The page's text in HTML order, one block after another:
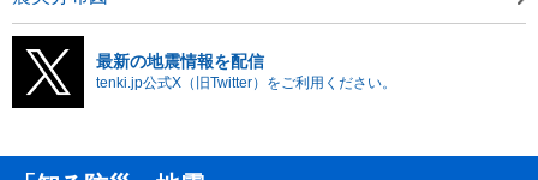
最新の地震情報を配信
tenki.jp公式X（旧Twitter）をご利用ください。